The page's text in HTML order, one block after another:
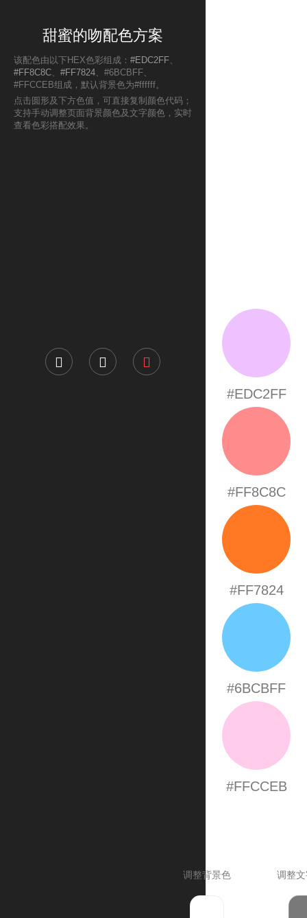
甜蜜的吻配色方案
该配色由以下HEX色彩组成： #EDC2FF、
#FF8C8C、 #FF7824、#6BCBFF、
#FFCCEB组成，默认背景色为#ffffff。
点击圆形及下方色值，可直接复制颜色代码；
支持手动调整页面背景颜色及文字颜色，实时
查看色彩搭配效果。
#EDC2FF
#FF8C8C
#FF7824
#6BCBFF
#FFCCEB
调整背景色 调整